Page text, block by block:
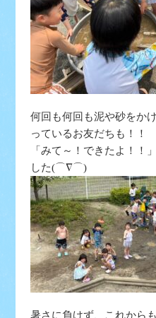
何回も何回も泥や砂をか
っているお友だちも！！
「みて～！できたよ！！
した(⌒∇⌒)
暑さに負けず、これから